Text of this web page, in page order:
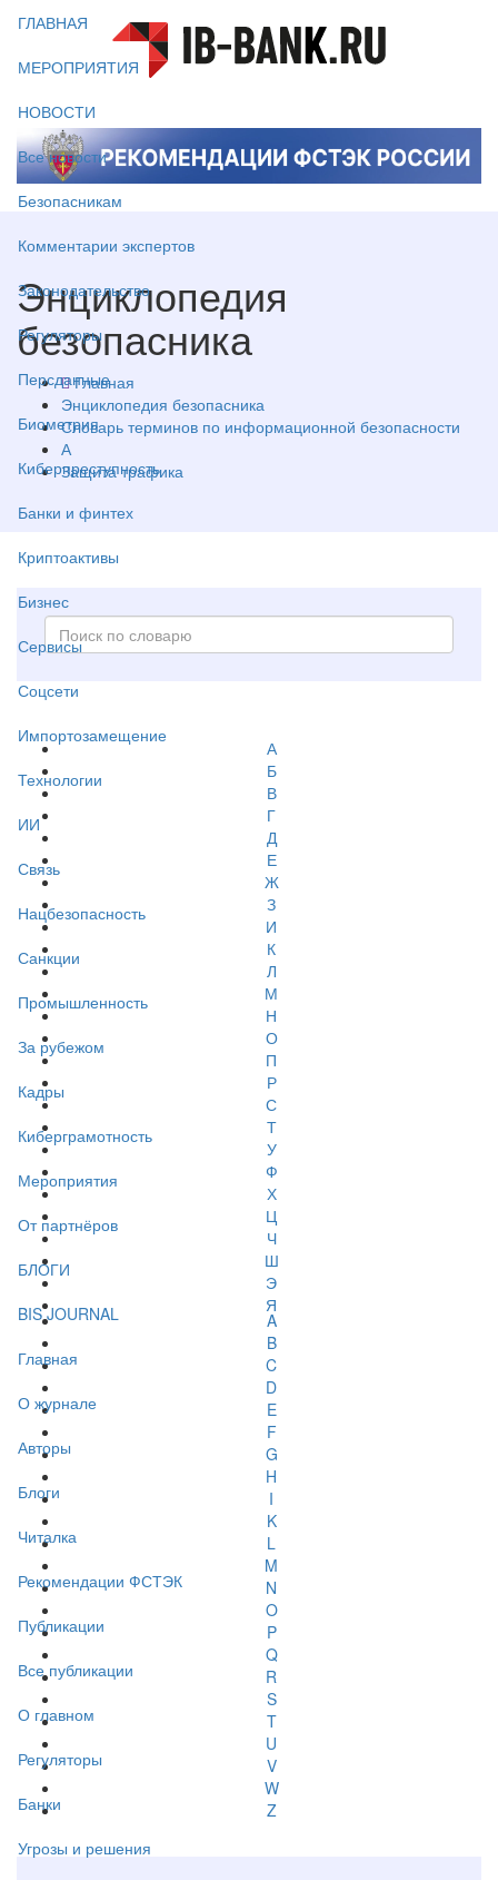
ГЛАВНАЯ
МЕРОПРИЯТИЯ
НОВОСТИ
Все новости
Безопасникам
Комментарии экспертов
Законодательство
Регуляторы
Персданные
Биометрия
Киберпреступность
Банки и финтех
Криптоактивы
Бизнес
Сервисы
Соцсети
Импортозамещение
Технологии
ИИ
Связь
Нацбезопасность
Санкции
Промышленность
За рубежом
Кадры
Киберграмотность
Мероприятия
От партнёров
БЛОГИ
BIS JOURNAL
Главная
О журнале
Авторы
Блоги
Читалка
Рекомендации ФСТЭК
Публикации
Все публикации
О главном
Регуляторы
Банки
Угрозы и решения
Энциклопедия
безопасника
Главная
Энциклопедия безопасника
Словарь терминов по информационной безопасности
А
Защита трафика
А
Б
В
Г
Д
Е
Ж
З
И
К
Л
М
Н
О
П
Р
С
Т
У
Ф
Х
Ц
Ч
Ш
Э
Я
A
B
C
D
E
F
G
H
I
K
L
M
N
O
P
Q
R
S
T
U
V
W
Z